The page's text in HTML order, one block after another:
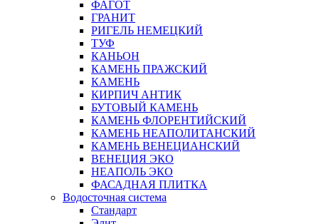
ФАГОТ
ГРАНИТ
РИГЕЛЬ НЕМЕЦКИЙ
ТУФ
КАНЬОН
КАМЕНЬ ПРАЖСКИЙ
КАМЕНЬ
КИРПИЧ АНТИК
БУТОВЫЙ КАМЕНЬ
КАМЕНЬ ФЛОРЕНТИЙСКИЙ
КАМЕНЬ НЕАПОЛИТАНСКИЙ
КАМЕНЬ ВЕНЕЦИАНСКИЙ
ВЕНЕЦИЯ ЭКО
НЕАПОЛЬ ЭКО
ФАСАДНАЯ ПЛИТКА
Водосточная система
Стандарт